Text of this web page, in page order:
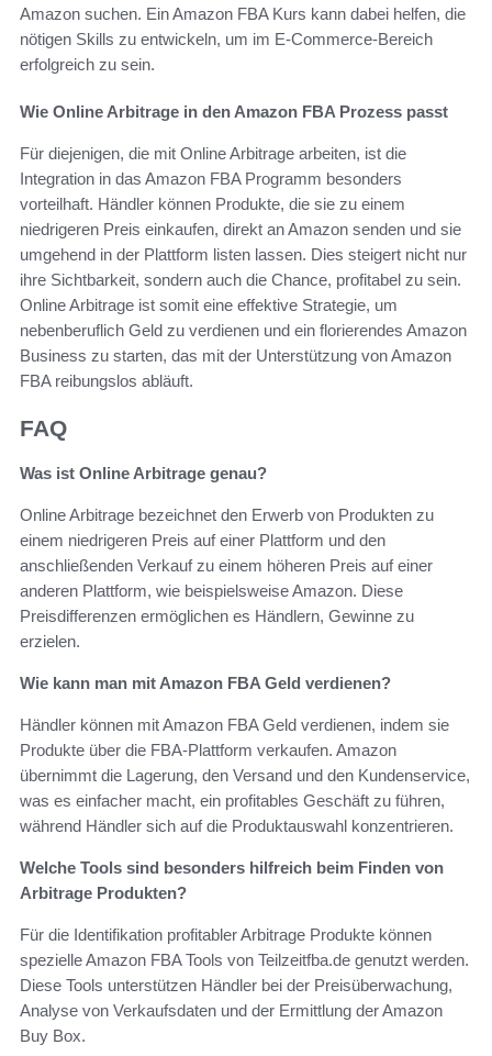
Amazon suchen. Ein Amazon FBA Kurs kann dabei helfen, die
nötigen Skills zu entwickeln, um im E-Commerce-Bereich
erfolgreich zu sein.
Wie Online Arbitrage in den Amazon FBA Prozess passt
Für diejenigen, die mit Online Arbitrage arbeiten, ist die
Integration in das Amazon FBA Programm besonders
vorteilhaft. Händler können Produkte, die sie zu einem
niedrigeren Preis einkaufen, direkt an Amazon senden und sie
umgehend in der Plattform listen lassen. Dies steigert nicht nur
ihre Sichtbarkeit, sondern auch die Chance, profitabel zu sein.
Online Arbitrage ist somit eine effektive Strategie, um
nebenberuflich Geld zu verdienen und ein florierendes Amazon
Business zu starten, das mit der Unterstützung von Amazon
FBA reibungslos abläuft.
FAQ
Was ist Online Arbitrage genau?
Online Arbitrage bezeichnet den Erwerb von Produkten zu
einem niedrigeren Preis auf einer Plattform und den
anschließenden Verkauf zu einem höheren Preis auf einer
anderen Plattform, wie beispielsweise Amazon. Diese
Preisdifferenzen ermöglichen es Händlern, Gewinne zu
erzielen.
Wie kann man mit Amazon FBA Geld verdienen?
Händler können mit Amazon FBA Geld verdienen, indem sie
Produkte über die FBA-Plattform verkaufen. Amazon
übernimmt die Lagerung, den Versand und den Kundenservice,
was es einfacher macht, ein profitables Geschäft zu führen,
während Händler sich auf die Produktauswahl konzentrieren.
Welche Tools sind besonders hilfreich beim Finden von
Arbitrage Produkten?
Für die Identifikation profitabler Arbitrage Produkte können
spezielle Amazon FBA Tools von Teilzeitfba.de genutzt werden.
Diese Tools unterstützen Händler bei der Preisüberwachung,
Analyse von Verkaufsdaten und der Ermittlung der Amazon
Buy Box.